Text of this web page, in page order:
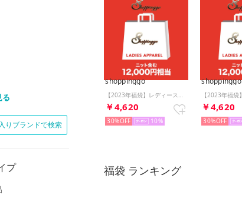
る
りブランドで検索
プ
shoppinggo
￥4,620
30% 10
shoppinggo
￥4,620
30%
福袋 ランキング